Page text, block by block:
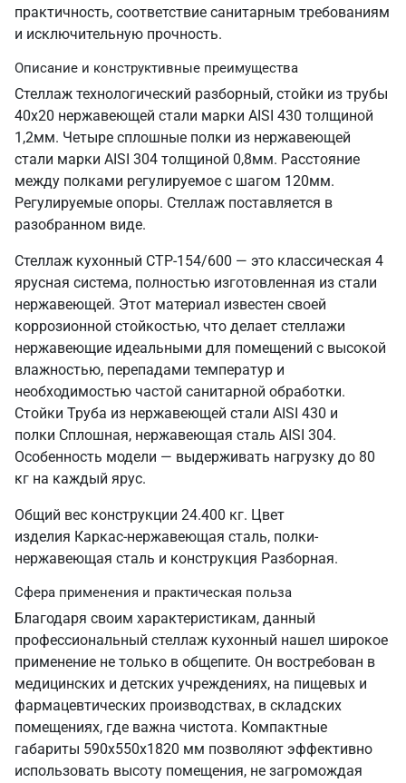
практичность, соответствие санитарным требованиям
и исключительную прочность.
Описание и конструктивные преимущества
Стеллаж технологический разборный, стойки из трубы
40х20 нержавеющей стали марки AISI 430 толщиной
1,2мм. Четыре сплошные полки из нержавеющей
стали марки AISI 304 толщиной 0,8мм. Расстояние
между полками регулируемое с шагом 120мм.
Регулируемые опоры. Стеллаж поставляется в
разобранном виде.
Стеллаж кухонный СТР-154/600 — это классическая 4
ярусная система, полностью изготовленная из стали
нержавеющей. Этот материал известен своей
коррозионной стойкостью, что делает стеллажи
нержавеющие идеальными для помещений с высокой
влажностью, перепадами температур и
необходимостью частой санитарной обработки.
Стойки Труба из нержавеющей стали AISI 430 и
полки Сплошная, нержавеющая сталь AISI 304.
Особенность модели — выдерживать нагрузку до 80
кг на каждый ярус.
Общий вес конструкции 24.400 кг. Цвет
изделия Каркас-нержавеющая сталь, полки-
нержавеющая сталь и конструкция Разборная.
Сфера применения и практическая польза
Благодаря своим характеристикам, данный
профессиональный стеллаж кухонный нашел широкое
применение не только в общепите. Он востребован в
медицинских и детских учреждениях, на пищевых и
фармацевтических производствах, в складских
помещениях, где важна чистота. Компактные
габариты 590х550х1820 мм позволяют эффективно
использовать высоту помещения, не загромождая